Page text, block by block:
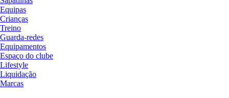
Equipas
Crianças
Treino
Guarda-redes
Equipamentos
Espaço do clube
Lifestyle
Liquidação
Marcas